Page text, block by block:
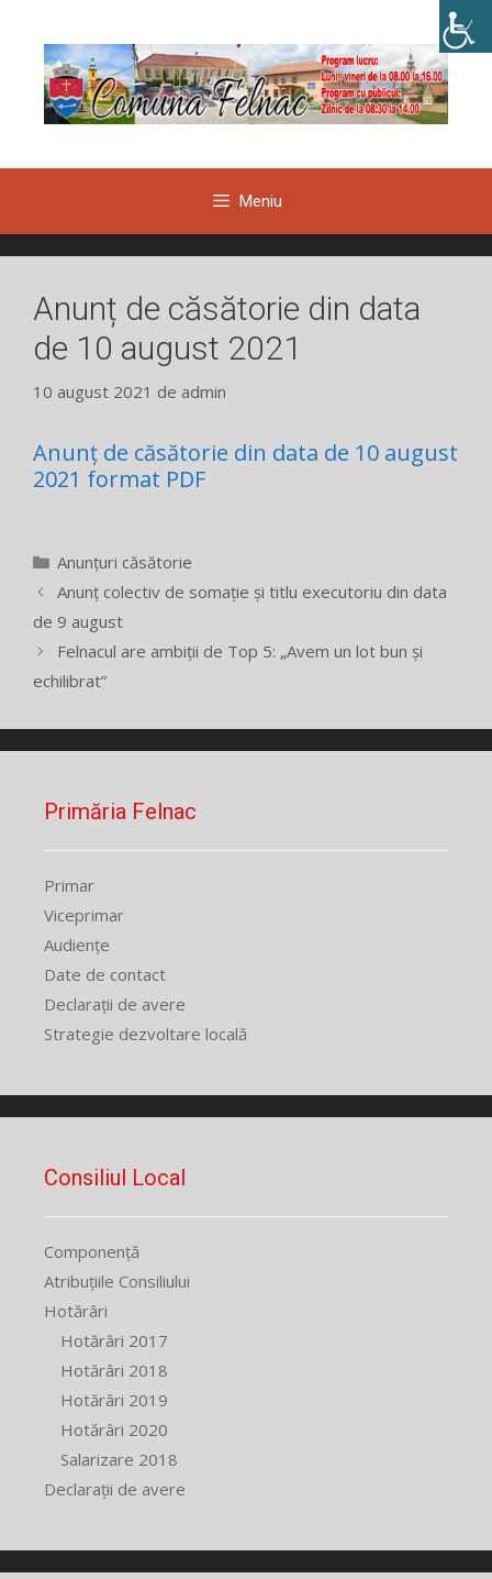
conținut
Meniu
Anunț de căsătorie din data
de 10 august 2021
10 august 2021 de admin
Anunț de căsătorie din data de 10 august
2021 format PDF
Categorii
Anunțuri căsătorie
Anunț colectiv de somație și titlu executoriu din data
de 9 august
Felnacul are ambiţii de Top 5: „Avem un lot bun şi
echilibrat”
Primăria Felnac
Primar
Viceprimar
Audiențe
Date de contact
Declarații de avere
Strategie dezvoltare locală
Consiliul Local
Componență
Atribuțiile Consiliului
Hotărâri
Hotărâri 2017
Hotărâri 2018
Hotărâri 2019
Hotărâri 2020
Salarizare 2018
Declarații de avere